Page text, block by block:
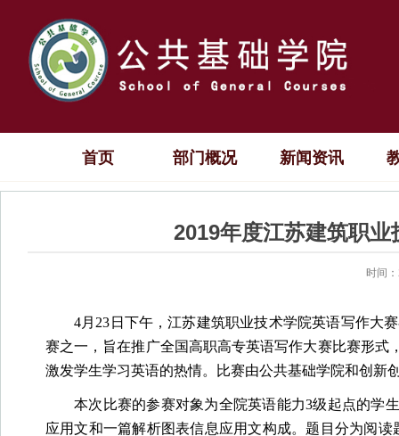
首页 部门概况 新闻资讯
2019年度江苏建筑职
时间
4月 23 日下午，江苏建筑职业技术学院英语写作大
赛之一，旨在推广全国高职高专英语写作大赛比赛形
激发学生学习英语的热情。比赛由公共基础学院和创新
本次比赛的参赛对象为全院英语能力3级起点的学
应用文和一篇解析图表信息应用文构成。题目分为阅